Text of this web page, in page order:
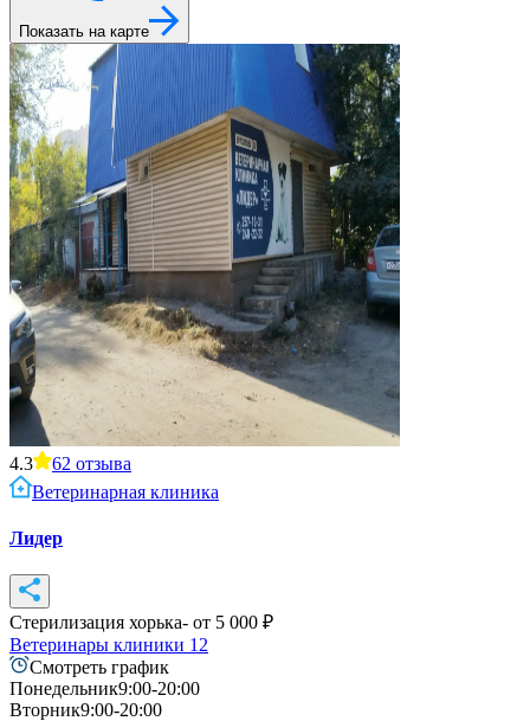
Показать на карте
4.3 62 отзыва
Ветеринарная клиника
Лидер
Стерилизация хорька- от 5 000 ₽
Ветеринары клиники 12
Смотреть график
Понедельник9:00-20:00
Вторник9:00-20:00